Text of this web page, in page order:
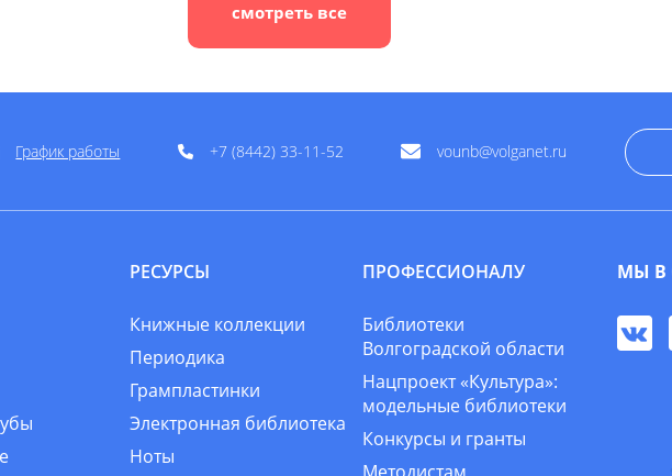
смотреть все
График работы +7 (8442) 33-11-52 vounb@volganet.ru
РЕСУРСЫ
Книжные коллекции
Периодика
Грампластинки
Электронная библиотека
Ноты
ПРОФЕССИОНАЛУ
Библиотеки
Волгоградской области
Нацпроект «Культура»:
модельные библиотеки
Конкурсы и гранты
МЫ В